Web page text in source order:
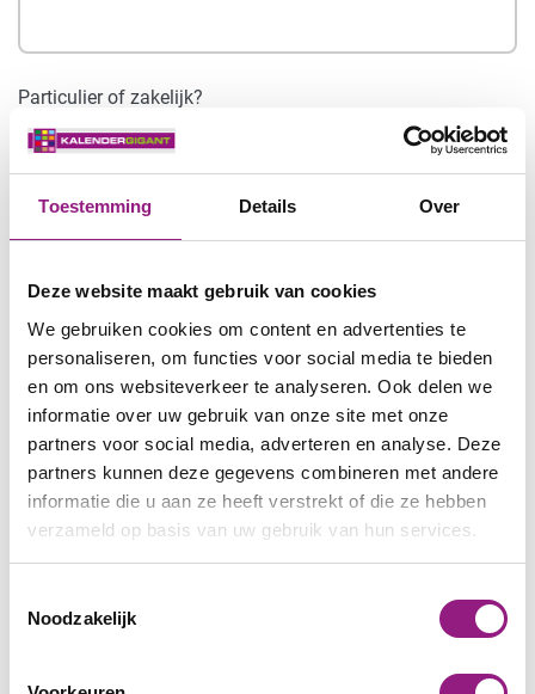
Toestemming Details Over
Deze website maakt gebruik van cookies
We gebruiken cookies om content en advertenties te
personaliseren, om functies voor social media te bieden
en om ons websiteverkeer te analyseren. Ook delen we
informatie over uw gebruik van onze site met onze
partners voor social media, adverteren en analyse. Deze
partners kunnen deze gegevens combineren met andere
informatie die u aan ze heeft verstrekt of die ze hebben
verzameld op basis van uw gebruik van hun services.
Noodzakelijk
Particulier of zakelijk?
Particulier
Zakelijk
Mail*
FAQ
Wat is de levertijd van mijn bestelling bij de